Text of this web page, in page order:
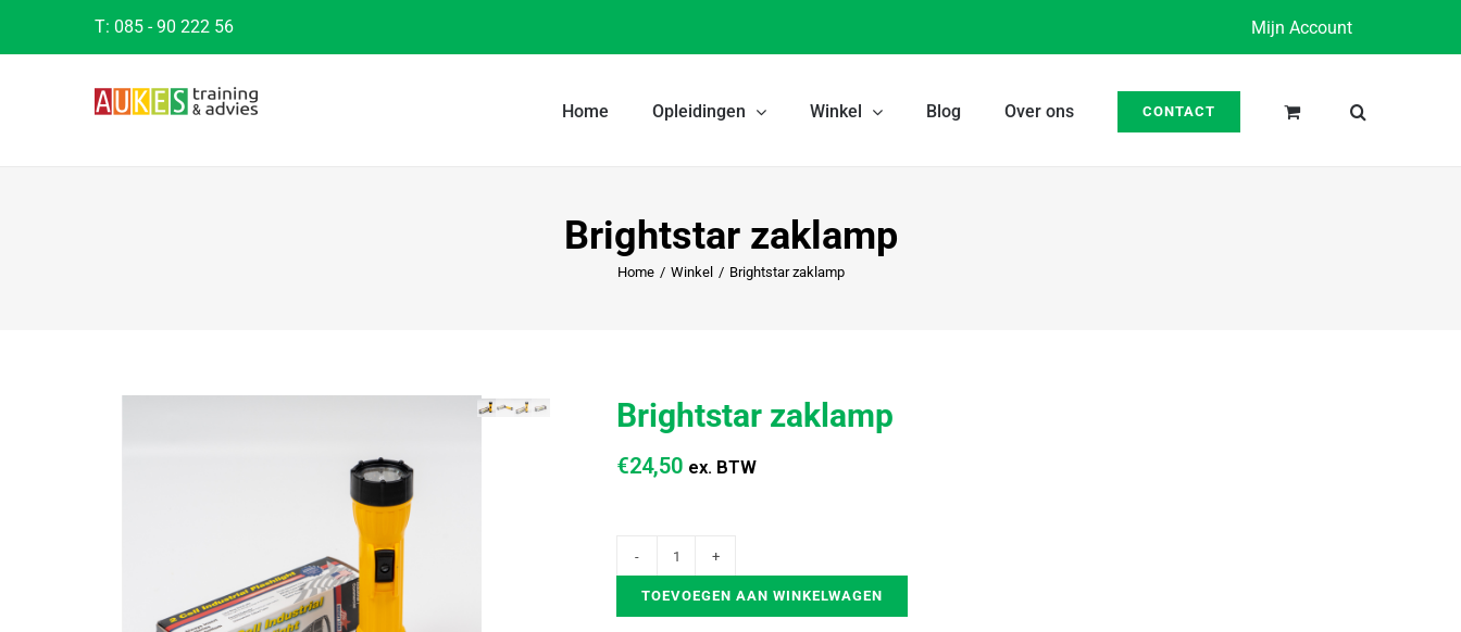
T: 085 - 90 222 56 Mijn Account
Home Opleidingen Winkel Blog Over ons CONTACT
Brightstar zaklamp
Home / Winkel / Brightstar zaklamp
Brightstar zaklamp
€24,50 ex. BTW
TOEVOEGEN AAN WINKELWAGEN